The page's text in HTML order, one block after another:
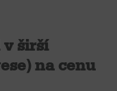
v širší
na cenu